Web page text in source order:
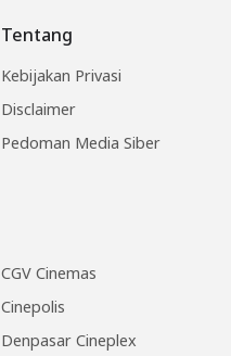
CGV Cinemas
Cinepolis
Denpasar Cineplex
Tentang
Kebijakan Privasi
Disclaimer
Pedoman Media Siber